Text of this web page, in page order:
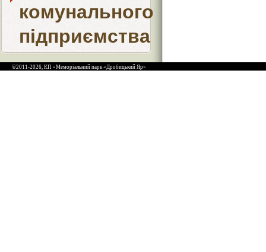
комунального
підприємства
©2011-2026, КП «Меморіальний парк «Дробицький Яр»